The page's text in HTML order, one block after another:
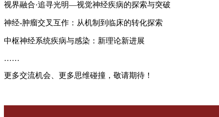
视界融合·追寻光明—视觉神经疾病的探索与突破
神经-肿瘤交叉互作：从机制到临床的转化探索
中枢神经系统疾病与感染：新理论新进展
……
更多交流机会、更多思维碰撞，敬请期待！